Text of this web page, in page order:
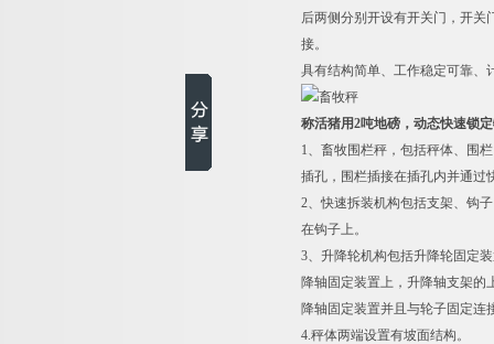
后两侧分别开设有开关门，开关
接。
具有结构简单、工作稳定可靠、
称活猪用2吨地磅，动态快速锁
1、畜牧围栏秤，包括秤体、围
插孔，围栏插接在插孔内并通过
2、快速拆装机构包括支架、钩
在钩子上。
3、升降轮机构包括升降轮固定
降轴固定装置上，升降轴支架的
降轴固定装置并且与轮子固定连
4.秤体两端设置有坡面结构。